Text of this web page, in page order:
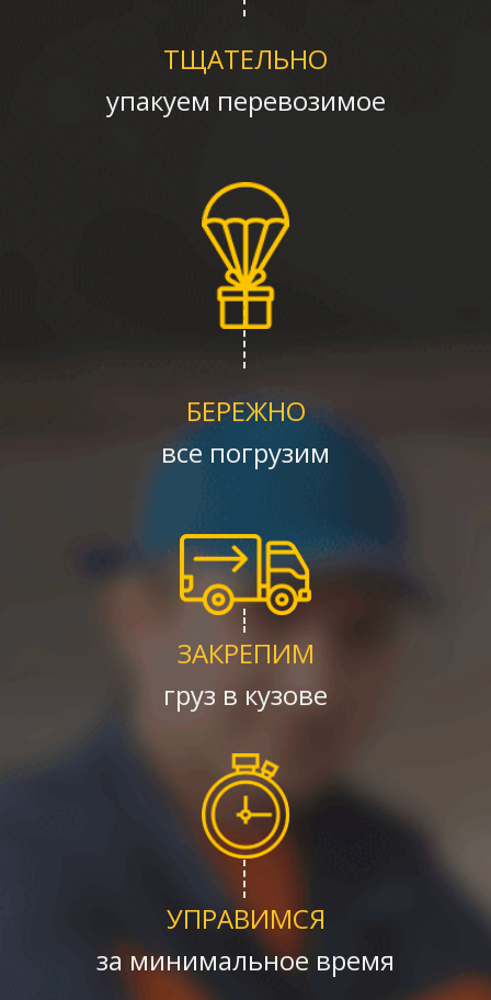
ТЩАТЕЛЬНО
упакуем перевозимое
БЕРЕЖНО
все погрузим
ЗАКРЕПИМ
груз в кузове
УПРАВИМСЯ
за минимальное время